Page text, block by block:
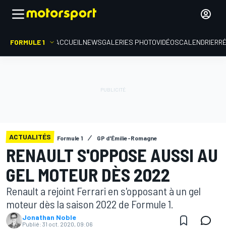
FORMULE 1 ACCUEIL NEWSGALERIES PHOTOVIDÉOSCALENDRIER
ACTUALITÉS Formule 1 GP d'Émilie-Romagne
RENAULT S'OPPOSE AUSSI AU
GEL MOTEUR DÈS 2022
Renault a rejoint Ferrari en s'opposant à un gel
moteur dès la saison 2022 de Formule 1.
Jonathan Noble
Publié: 31 oct. 2020, 09:06